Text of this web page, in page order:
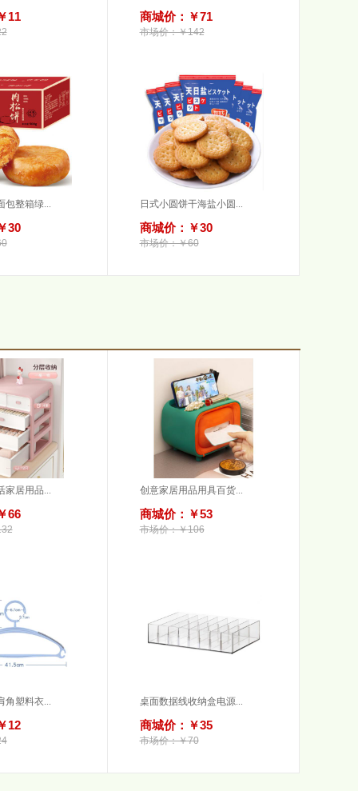
11 商城价：￥71
市场价：￥142
包整箱绿...
30
日式小圆饼干海盐小圆...
商城价：￥30
市场价：￥60
家居用品...
66
创意家居用品用具百货...
商城价：￥53
市场价：￥106
角塑料衣...
12
桌面数据线收纳盒电源...
商城价：￥35
市场价：￥70